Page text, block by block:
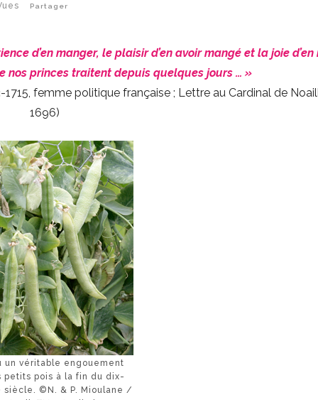
Partager
d’en manger, le plaisir d’en avoir mangé et la joie
nos princes traitent depuis quelques jours … »
femme politique française ; Lettre au Cardinal de
1696)
un véritable engouement
petits pois à la fin du dix-
siècle. ©N. & P. Mioulane /